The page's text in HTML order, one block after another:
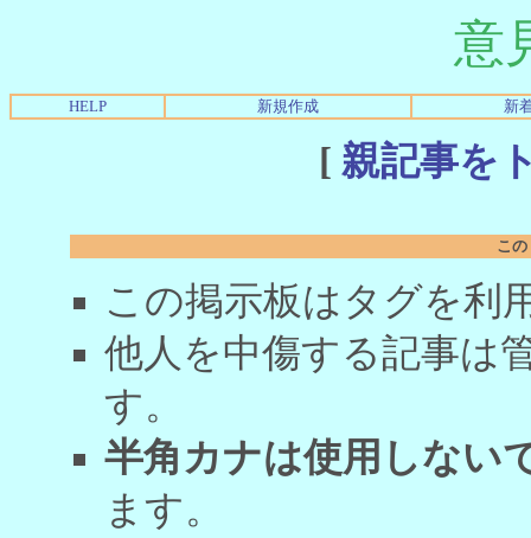
意
HELP 新規作成 新
[ 親記事を
こ
この掲示板はタグを利
他人を中傷する記事は
す。
半角カナは使用しない
ます。